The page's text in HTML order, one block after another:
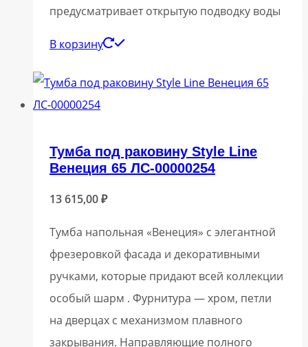
предусматривает открытую подводку воды
В корзину
Тумба под раковину Style Line
Венеция 65 ЛС-00000254
13 615,00₽
Тумба напольная «Венеция» с элегантной
фрезеровкой фасада и декоративными
ручками, которые придают всей коллекции
особый шарм . Фурнитура — хром, петли
на дверцах с механизмом плавного
закрывания. Направляющие полного